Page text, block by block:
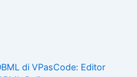
di VPasCode: Editor